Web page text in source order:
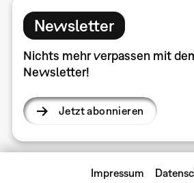
Newsletter
Nichts mehr verpassen mit
Newsletter!
Jetzt abonnieren
Impressum